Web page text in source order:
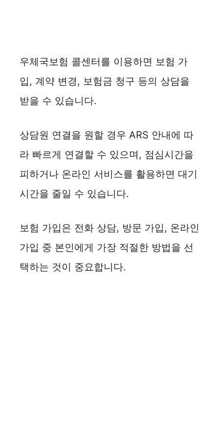
우체국보험 콜센터를 이용하면 보험 가
입, 계약 변경, 보험금 청구 등의 상담을
받을 수 있습니다.
상담원 연결을 원할 경우 ARS 안내에 따
라 빠르게 연결할 수 있으며, 점심시간을
피하거나 온라인 서비스를 활용하면 대기
시간을 줄일 수 있습니다.
보험 가입은 전화 상담, 방문 가입, 온라인
가입 중 본인에게 가장 적절한 방법을 선
택하는 것이 중요합니다.